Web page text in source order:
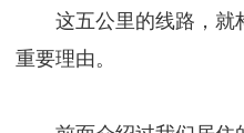
这五公里的线路，就
重要理由。